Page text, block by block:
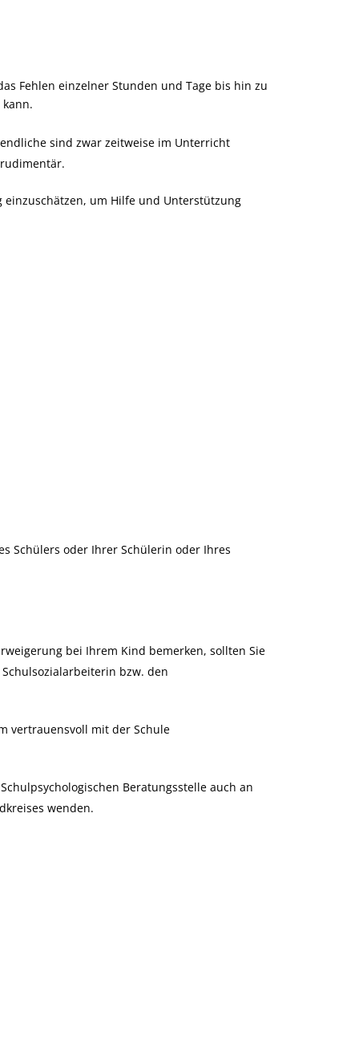
Fehlen einzelner Stunden und Tage bis hin zu
sind zwar zeitweise im Unterricht
um Hilfe und Unterstützung
Schülers oder Ihrer Schülerin oder Ihres
bei Ihrem Kind bemerken, sollten Sie
bzw. den
vertrauensvoll mit der Schule
Beratungsstelle auch an
wenden.